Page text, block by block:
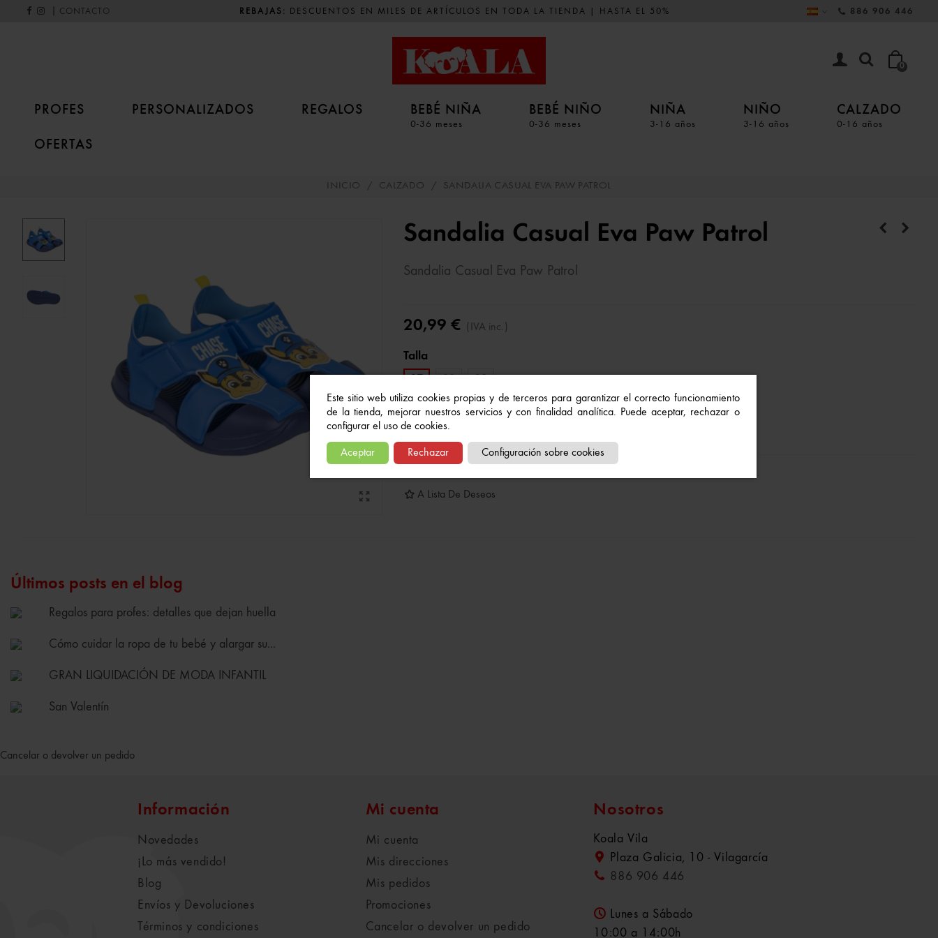
Este sitio web utiliza cookies propias y de terceros para garantizar el correcto funcionamiento
de la tienda, mejorar nuestros servicios y con finalidad analítica. Puede aceptar, rechazar o
configurar el uso de cookies.
Aceptar Rechazar Configuración sobre cookies
CONTACTO REBAJAS: DESCUENTOS EN MILES DE ARTÍCULOS EN TODA LA TIENDA | HASTA EL 50% 886 906 446
0
PROFES PERSONALIZADOS REGALOS BEBÉ NIÑA
0-36 meses
BEBÉ NIÑO
0-36 meses
NIÑA
3-16 años
NIÑO
3-16 años
CALZADO
0-16 años
OFERTAS
INICIO / CALZADO / SANDALIA CASUAL EVA PAW PATROL
Sandalia Casual Eva Paw Patrol
Sandalia Casual Eva Paw Patrol
20,99 € (IVA inc.)
Talla
- Añadir al carrito
A Lista De Deseos
Últimos posts en el blog
Regalos para profes: detalles que dejan huella
Cómo cuidar la ropa de tu bebé y alargar su...
GRAN LIQUIDACIÓN DE MODA INFANTIL
San Valentín
Cancelar o devolver un pedido
Información
Novedades
¡Lo más vendido!
Blog
Envíos y Devoluciones
Términos y condiciones
Mi cuenta
Mi cuenta
Mis direcciones
Mis pedidos
Promociones
Cancelar o devolver un pedido
Nosotros
Koala Vila
Plaza Galicia, 10 - Vilagarcía
886 906 446
Lunes a Sábado
10:00 a 14:00h